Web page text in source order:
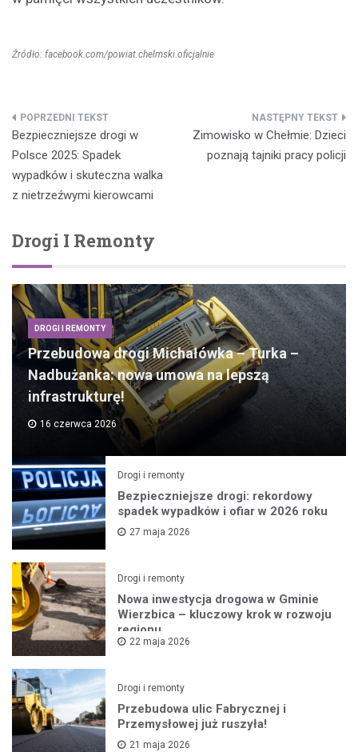
Źródło: facebook.com/powiat.chelmski.oficjalnie
Nawigacja
wpisu
Bezpieczniejsze drogi w
Polsce 2025: Spadek
wypadków i skuteczna walka
z nietrzeźwymi kierowcami
Zimowisko w Chełmie: Dzieci
poznają tajniki pracy policji
Drogi I Remonty
DROGI I REMONTY
Przebudowa drogi Michałówka – Turka –
Nadbużanka: nowa umowa na lepszą
infrastrukturę!
16 czerwca 2026
Drogi i remonty
Bezpieczniejsze drogi: rekordowy
spadek wypadków i ofiar w 2026 roku
27 maja 2026
Drogi i remonty
Nowa inwestycja drogowa w Gminie
Wierzbica – kluczowy krok w rozwoju
regionu
22 maja 2026
Drogi i remonty
Przebudowa ulic Fabrycznej i
Przemysłowej już ruszyła!
21 maja 2026